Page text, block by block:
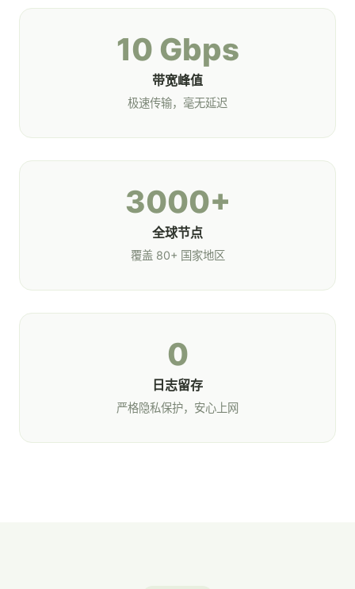
10 Gbps
带宽峰值
极速传输，毫无延迟
3000+
全球节点
覆盖 80+ 国家地区
0
日志留存
严格隐私保护，安心上网